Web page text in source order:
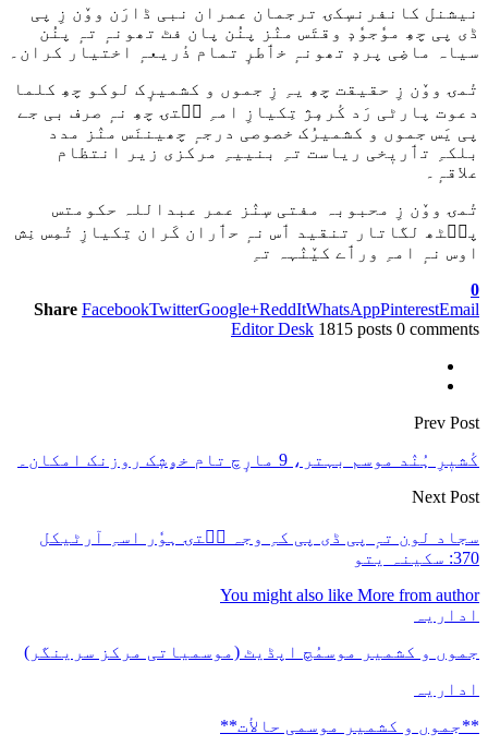
نیشنل کانفرنسٕکۍ ترجمان عمران نبی ڈارَن ووٚن زِ پی
ڈی پی چھِ موٗجوٗدٕ وقتَس منٛز پنُن پان فٹ تھونہٕ تہٕ پنُن
سیاہ ماضِی پردٕ تھونہٕ خٲطرٕ تمام ذٔریعہٕ اختیار کران۔
تٔمۍ ووٚن زِ حقیقت چھِ یہِ زِ جموں و کشمیرٕک لوکو چھِ کلما
دعوت پارٹی رَد کٔرمٕژ تِکیازِ امہِ سۭتۍ چھِ نہٕ صرف بی جے
پی یَس جموں و کشمیرُک خصوصی درجہٕ چھیننَس منٛز مدد
بلکہِ تٲریٖخی ریاست تہِ بنییہِ مرکزی زیر انتظام
علاقہٕ۔
تٔمۍ ووٚن زِ محبوبہ مفتی سٕنٛز عمر عبداللہ حکومتس
پٮ۪ٹھ لگاتار تنقید ٲس نہٕ حٲران کَران تِکیازِ تٔمِس نِش
اوس نہٕ امہِ ورٲے کیٚنٛہہ تہِ
0
Share FacebookTwitterGoogle+ReddItWhatsAppPinterestEmail
Editor Desk 1815 posts 0 comments
Prev Post
کٔشیٖرِ ہُنٛد موسم بہتر، 9 مارٕچ تام خۄشٕک روزنک امکان۔
Next Post
سجاد لون تہٕ پی ڈی پی کہِ وجہ سۭتۍ ہوٗر اسہِ آرٹیکل
370: سکینہ یتو
You might also like More from author
اداریہ
جموں و کشمیر موسمُچ اپڈیٹ (موسمیاتی مرکز سرینگر)
اداریہ
**جموں و كشمیر موسمی حالأت**